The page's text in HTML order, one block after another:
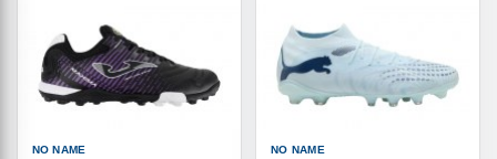
NO NAME NO NAME